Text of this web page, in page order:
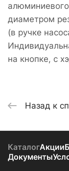
диаметром
(в ручке
на кнопке, с
Назад к
КаталогАкции
Документы